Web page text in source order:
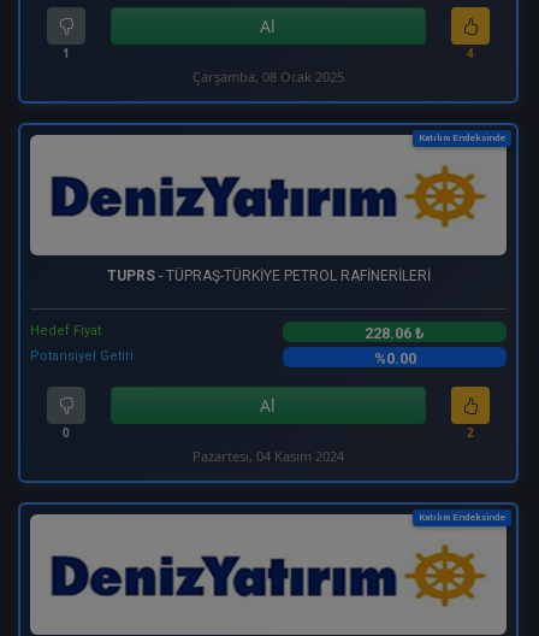
1
Al
4
Çarşamba, 08 Ocak 2025
Katılım Endeksinde
TUPRS- TÜPRAŞ-TÜRKİYE PETROL RAFİNERİLERİ
Hedef Fiyat 228.06 ₺
Potansiyel Getiri %0.00
0
Al
2
Pazartesi, 04 Kasım 2024
Katılım Endeksinde